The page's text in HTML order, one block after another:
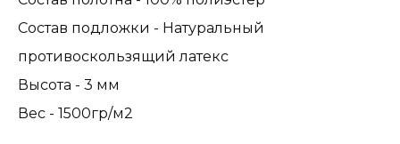
Состав подложки - Натуральный
противоскользящий латекс
Высота - 3 мм
Вес - 1500гр/м2